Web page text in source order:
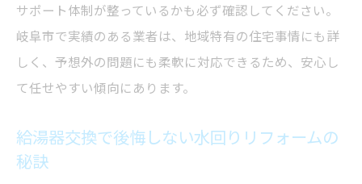
サポート体制が整っているかも必ず確認してください。
岐阜市で実績のある業者は、地域特有の住宅事情にも詳
しく、予想外の問題にも柔軟に対応できるため、安心し
て任せやすい傾向にあります。
給湯器交換で後悔しない水回りリフォームの
秘訣